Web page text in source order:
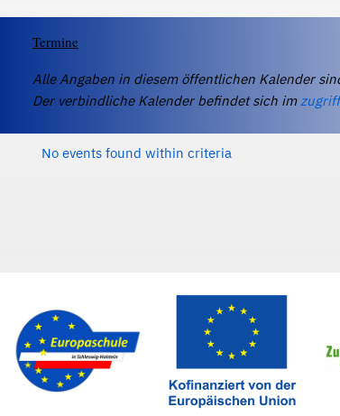
Termine
Alle Angaben in diesem öffentlichen Kalender
Der verbindliche Kalender befindet sich im
No events found within criteria